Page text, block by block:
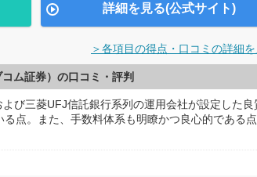
詳細を見る(公式サイト)
＞各項目の得点・口コミの詳細
ム証券）の口コミ・評判
び三菱UFJ信託銀行系列の運用会社が設定した良
点。また、手数料体系も明瞭かつ良心的である点